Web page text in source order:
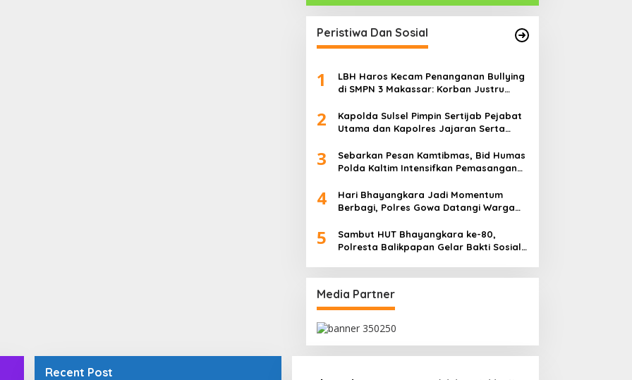
Peristiwa Dan Sosial
1
LBH Haros Kecam Penanganan Bullying
di SMPN 3 Makassar: Korban Justru
2
Kapolda Sulsel Pimpin Sertijab Pejabat
Utama dan Kapolres Jajaran Serta
3
Sebarkan Pesan Kamtibmas, Bid Humas
Polda Kaltim Intensifkan Pemasangan
4
Hari Bhayangkara Jadi Momentum
Berbagi, Polres Gowa Datangi Warga
5
Sambut HUT Bhayangkara ke-80,
Polresta Balikpapan Gelar Bakti Sosial
Media Partner
Recent Post